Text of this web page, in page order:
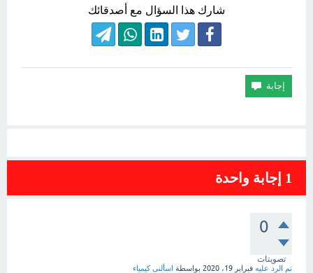
شارك هذا السؤال مع أصدقائك
1 إجابة واحدة
0
تصويتات
تم الرد عليه فبراير 19، 2020 بواسطة اسألنى كيمياء